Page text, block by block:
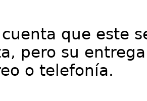
cuenta que este
pero su
o telefonía.